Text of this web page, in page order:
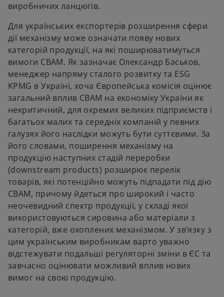
виробничих ланцюгів.
Для українських експортерів розширення сфери
дії механізму може означати появу нових
категорій продукції, на які поширюватимуться
вимоги CBAM. Як зазначає Олександр Баськов,
менеджер напряму сталого розвитку та ESG
KPMG в Україні, хоча Європейська комісія оцінює
загальний вплив CBAM на економіку України як
некритичний, для окремих великих підприємств і
багатьох малих та середніх компаній у певних
галузях його наслідки можуть бути суттєвими. За
його словами, поширення механізму на
продукцію наступних стадій переробки
(downstream products) розширює перелік
товарів, які потенційно можуть підпадати під дію
CBAM, причому йдеться про широкий і часто
неочевидний спектр продукції, у складі якої
використовуються сировина або матеріали з
категорій, вже охоплених механізмом. У зв’язку з
цим українським виробникам варто уважно
відстежувати подальші регуляторні зміни в ЄС та
завчасно оцінювати можливий вплив нових
вимог на свою продукцію.